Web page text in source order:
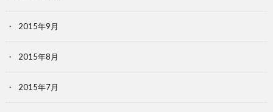
2015年9月
2015年8月
2015年7月